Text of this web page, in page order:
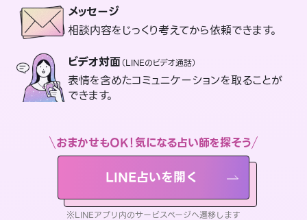
メッセージ
相談内容をじっくり考えてから依頼できます。
ビデオ対面（LINEのビデオ通話）
表情を含めたコミュニケーションを取ることが
できます。
おまかせもOK！気になる占い師を探そう
LINE占いを開く
※LINEアプリ内のサービスページへ遷移します